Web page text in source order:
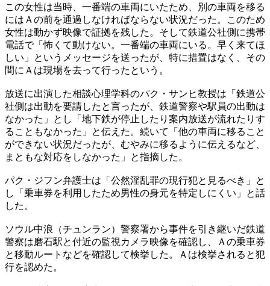
この女性は当時、一番端の車両にいたため、別の車両を移る
にはＡの前を通過しなければならない状況だった。このため
女性は動かず映像で証拠を残した。そして鉄道公社側に携帯
電話で「怖くて動けない。一番端の車両にいる。早く来てほ
しい」というメッセージを送ったが、特に措置はなく、その
間にＡは現場を去って行ったという。
放送に出演した相談心理学科のパク・サンヒ教授は「鉄道公
社側は出動を要請したと言ったが、鉄道警察や駅員の出動は
なかった」とし「地下鉄が停止したり案内放送が流れたりす
ることもなかった」と伝えた。続いて「他の車両に移ること
ができない状況だったが、むやみに移るように伝えるなど、
まともな対応をしなかった」と指摘した。
パク・ジフン弁護士は「公然淫乱罪の現行犯と見るべき」と
し「乗車券を利用したため男性の身元を特定しにくい」と話
した。
ソウル中浪（チュンラン）警察署から事件を引き継いだ鉄道
警察は磨石駅と付近の監視カメラ映像を確認し、Ａの乗車券
と移動ルートなどを確認して検挙した。Ａは検挙されると犯
行を認めた。